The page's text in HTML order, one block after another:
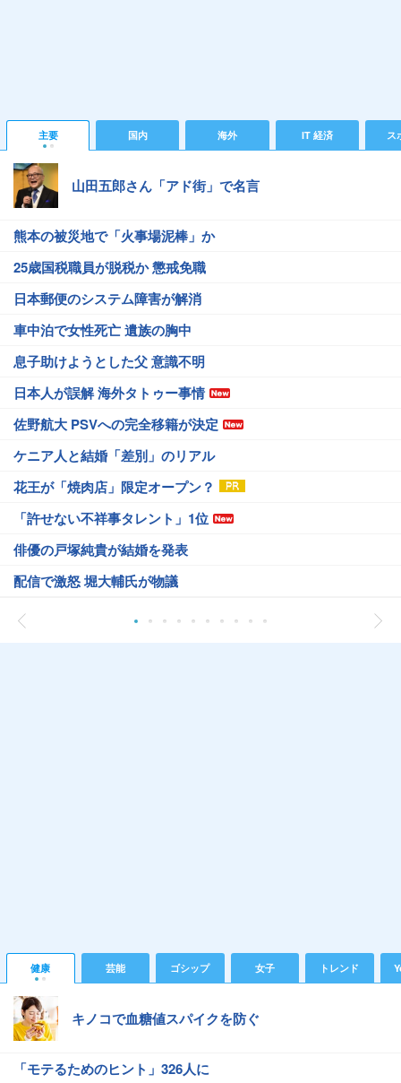
主要 国内 海外 IT 経済 ス
山田五郎さん「アド街」で名言
熊本の被災地で「火事場泥棒」か
25歳国税職員が脱税か 懲戒免職
日本郵便のシステム障害が解消
車中泊で女性死亡 遺族の胸中
息子助けようとした父 意識不明
日本人が誤解 海外タトゥー事情
佐野航大 PSVへの完全移籍が決定
ケニア人と結婚「差別」のリアル
花王が「焼肉店」限定オープン？
「許せない不祥事タレント」1位
俳優の戸塚純貴が結婚を発表
配信で激怒 堀大輔氏が物議
健康 芸能 ゴシップ 女子 トレンド
キノコで血糖値スパイクを防ぐ
「モテるためのヒント」326人に